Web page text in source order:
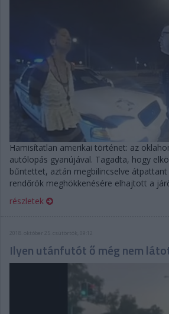
Hamisítatlan amerikai történet: az
autólopás gyanújával. Tagadta, hogy
bűntettet, aztán megbilincselve átpattant
rendőrök meghökkenésére elhajtott a
részletek
2018. október 25. csütörtök, 09:12
Ilyen utánfutót ő még nem